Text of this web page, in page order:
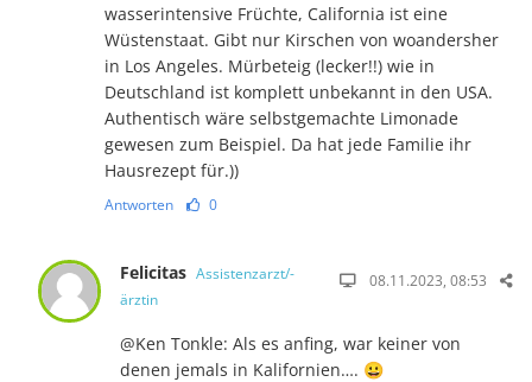
wasserintensive Früchte, California ist eine
Wüstenstaat. Gibt nur Kirschen von woandersher
in Los Angeles. Mürbeteig (lecker!!) wie in
Deutschland ist komplett unbekannt in den USA.
Authentisch wäre selbstgemachte Limonade
gewesen zum Beispiel. Da hat jede Familie ihr
Hausrezept für.))
Antworten 0
Felicitas Assistenzarzt/-
ärztin
08.11.2023, 08:53
@Ken Tonkle: Als es anfing, war keiner von
denen jemals in Kalifornien…. 😀